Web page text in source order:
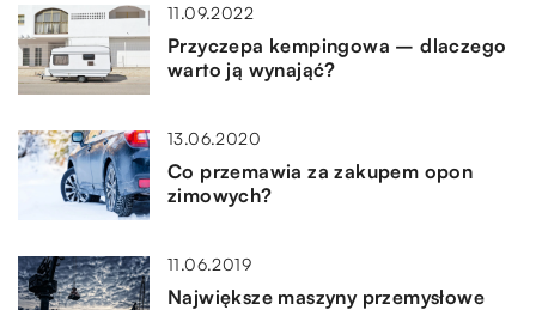
11.09.2022
Przyczepa kempingowa – dlaczego
warto ją wynająć?
13.06.2020
Co przemawia za zakupem opon
zimowych?
11.06.2019
Największe maszyny przemysłowe